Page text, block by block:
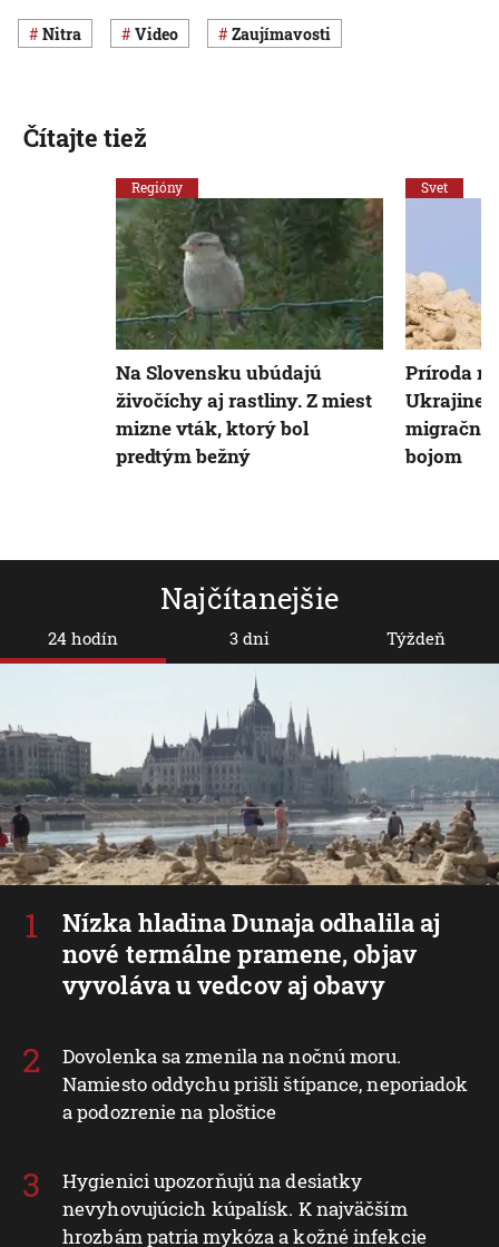
Nitra Video Zaujímavosti
Najčítanejšie
24 hodín
Nízka hladina Dunaja odhalila aj
nové termálne pramene, objav
vyvoláva u vedcov aj obavy
Dovolenka sa zmenila na nočnú moru.
Namiesto oddychu prišli štípance, neporiadok
a podozrenie na ploštice
Hygienici upozorňujú na desiatky
nevyhovujúcich kúpalísk. K najväčším
hrozbám patria mykóza a kožné infekcie
3 dni Týždeň
Čítajte tiež
Regióny
Na Slovensku ubúdajú
živočíchy aj rastliny. Z miest
mizne vták, ktorý bol
predtým bežný
Svet
Príroda
Ukrajine:
migračné
bojom